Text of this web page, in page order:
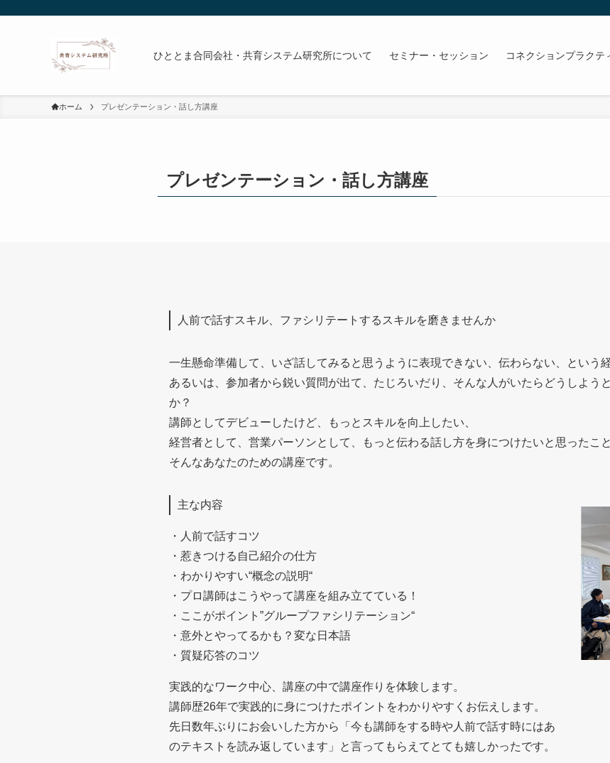
ひととま合同会社・共育システム研究所について セミナー・セッション コネクションプラクテ
ホーム プレゼンテーション・話し方講座
プレゼンテーション・話し方講座
人前で話すスキル、ファシリテートするスキルを磨きませんか
一生懸命準備して、いざ話してみると思うように表現できない、伝わらない、という
あるいは、参加者から鋭い質問が出て、たじろいだり、そんな人がいたらどうしよう
か？
講師としてデビューしたけど、もっとスキルを向上したい、
経営者として、営業パーソンとして、もっと伝わる話し方を身につけたいと思ったこ
そんなあなたのための講座です。
主な内容
・人前で話すコツ
・惹きつける自己紹介の仕方
・わかりやすい“概念の説明“
・プロ講師はこうやって講座を組み立てている！
・ここがポイント”グループファシリテーション“
・意外とやってるかも？変な日本語
・質疑応答のコツ
実践的なワーク中心、講座の中で講座作りを体験します。
講師歴26年で実践的に身につけたポイントをわかりやすくお伝えします。
先日数年ぶりにお会いした方から「今も講師をする時や人前で話す時にはあ
のテキストを読み返しています」と言ってもらえてとても嬉しかったです。